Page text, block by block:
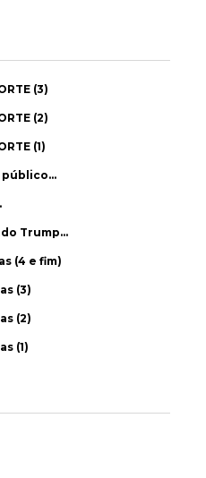
(3)
(2)
(1)
público…
Trump…
(4 e fim)
(3)
(2)
(1)